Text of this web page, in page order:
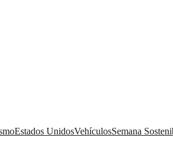
Estados UnidosVehículosSemana